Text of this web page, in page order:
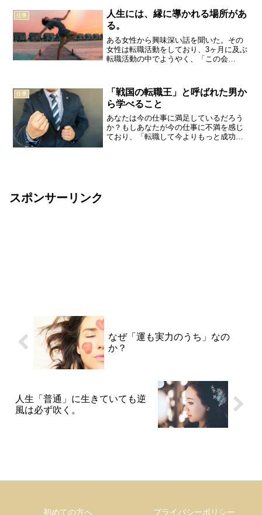
は、「長く勤めたい」と考えて仕事を探
すが、実際には長く勤めること...
仕事
人生には、縁に導かれる場所があ
る。
ある女性から興味深い話を聞いた。その
女性は転職活動をしており、3ヶ月に及ぶ
転職活動の中でようやく、「この会
会社と出会ったのが、転職活動を始めて2
ヶ月以上経過した後だった...
仕事
「戦国の転職王」と呼ばれた男か
ら学べること
あなたは今の仕事に満足しているだろう
か？もしあなたが今の仕事に不満を感じ
ており、「転職して今よりもっと成功し
スポンサーリンク
なぜ「運も実力のうち」なの
か？
人生「普通」に生きていても逆
風は必ず吹く。
初めての方へ プライバシーポリシー